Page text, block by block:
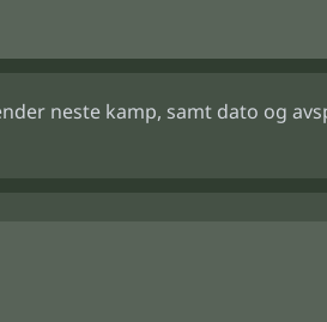
neste kamp, samt dato og